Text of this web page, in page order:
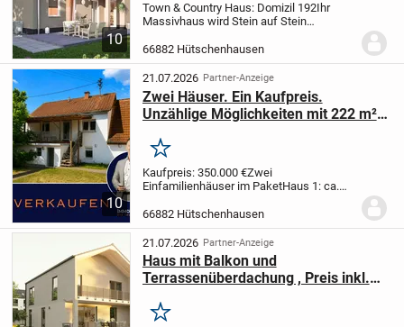
10
Town & Country Haus: Domizil 192Ihr
Massivhaus wird Stein auf Stein
schlüsselfertiges Haus, das heißt Sie
müssen vor dem Einzug in Ihr Traumhaus
nur noch...
66882 Hütschenhausen
10
21.07.2026 Partner-Anzeige
Zwei Häuser. Ein Kaufpreis.
Unzählige Möglichkeiten mit 222 m²
Grundstück
Merken
Kaufpreis: 350.000 €Zwei
Einfamilienhäuser im PaketHaus 1: ca.
WohnflächeGesamtwohnfläche: ca. 222
m²Gesamtgrundstück: ca. 800
m² Paketverkauf bevorzugt
66882 Hütschenhausen
21.07.2026 Partner-Anzeige
Haus mit Balkon und
Terrassenüberdachung , Preis inkl.
Merken